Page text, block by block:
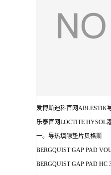
爱博斯迪科官网ABLESTIK
乐泰官网LOCTITE HYSOL
一。导热填隙垫片贝格斯
BERGQUIST GAP PAD
BERGQUIST GAP PAD HC